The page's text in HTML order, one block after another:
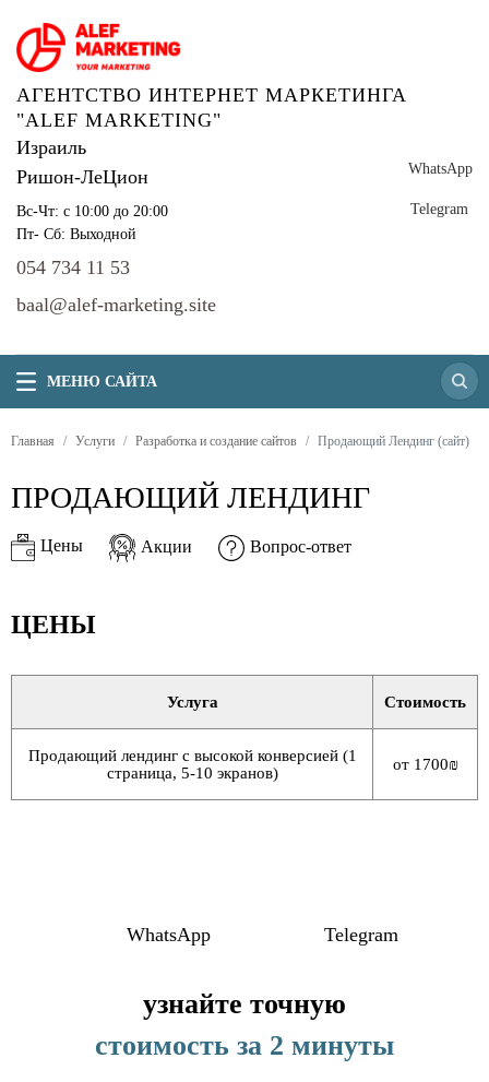
АГЕНТСТВО ИНТЕРНЕТ МАРКЕТИНГА
"ALEF MARKETING"
Израиль
Ришон-ЛеЦион
Вс-Чт: с 10:00 до 20:00
Пт- Сб: Выходной
WhatsApp
Telegram
054 734 11 53
baal@alef-marketing.site
МЕНЮ САЙТА
Главная Услуги Разработка и создание сайтов Продающий Лендинг (сайт)
ПРОДАЮЩИЙ ЛЕНДИНГ
Цены Акции Вопрос-ответ
ЦЕНЫ
Услуга Стоимость
Продающий лендинг с высокой конверсией (1
страница, 5-10 экранов)
от 1700₪
узнайте точную
стоимость за 2 минуты